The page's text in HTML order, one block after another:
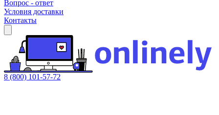
Вопрос - ответ
Условия доставки
Контакты
8 (800) 101-57-72